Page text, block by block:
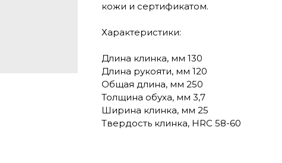
кожи и сертификатом.
Характеристики:
Длина клинка, мм 130
Длина рукояти, мм 120
Общая длина, мм 250
Толщина обуха, мм 3,7
Ширина клинка, мм 25
Твердость клинка, HRC 58-60